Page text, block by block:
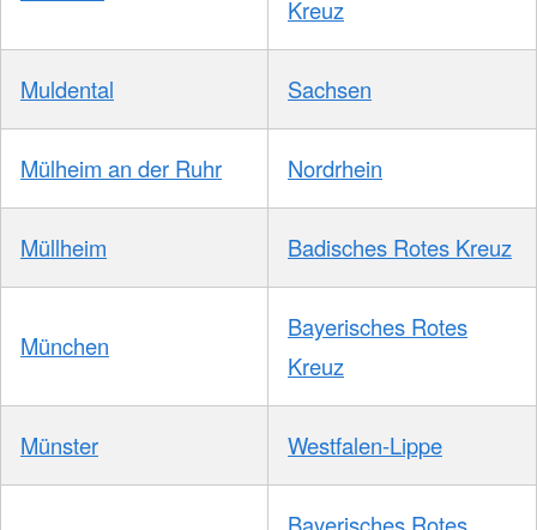
Kreuz
Muldental Sachsen
Mülheim an der Ruhr Nordrhein
Müllheim Badisches Rotes Kreuz
München
Bayerisches Rotes
Kreuz
Münster Westfalen-Lippe